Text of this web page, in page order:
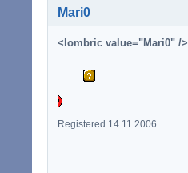
Mari0
<lombric value="Mari0" />
Registered 14.11.2006